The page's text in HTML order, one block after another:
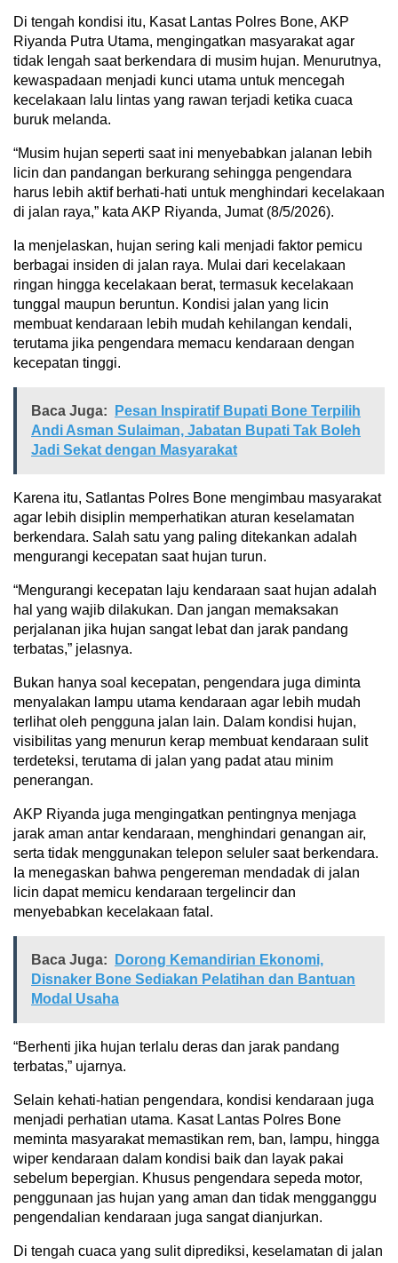
Di tengah kondisi itu, Kasat Lantas Polres Bone, AKP
Riyanda Putra Utama, mengingatkan masyarakat agar
tidak lengah saat berkendara di musim hujan. Menurutnya,
kewaspadaan menjadi kunci utama untuk mencegah
kecelakaan lalu lintas yang rawan terjadi ketika cuaca
buruk melanda.
“Musim hujan seperti saat ini menyebabkan jalanan lebih
licin dan pandangan berkurang sehingga pengendara
harus lebih aktif berhati-hati untuk menghindari kecelakaan
di jalan raya,” kata AKP Riyanda, Jumat (8/5/2026).
Ia menjelaskan, hujan sering kali menjadi faktor pemicu
berbagai insiden di jalan raya. Mulai dari kecelakaan
ringan hingga kecelakaan berat, termasuk kecelakaan
tunggal maupun beruntun. Kondisi jalan yang licin
membuat kendaraan lebih mudah kehilangan kendali,
terutama jika pengendara memacu kendaraan dengan
kecepatan tinggi.
Baca Juga:
Pesan Inspiratif Bupati Bone Terpilih
Andi Asman Sulaiman, Jabatan Bupati Tak Boleh
Jadi Sekat dengan Masyarakat
Karena itu, Satlantas Polres Bone mengimbau masyarakat
agar lebih disiplin memperhatikan aturan keselamatan
berkendara. Salah satu yang paling ditekankan adalah
mengurangi kecepatan saat hujan turun.
“Mengurangi kecepatan laju kendaraan saat hujan adalah
hal yang wajib dilakukan. Dan jangan memaksakan
perjalanan jika hujan sangat lebat dan jarak pandang
terbatas,” jelasnya.
Bukan hanya soal kecepatan, pengendara juga diminta
menyalakan lampu utama kendaraan agar lebih mudah
terlihat oleh pengguna jalan lain. Dalam kondisi hujan,
visibilitas yang menurun kerap membuat kendaraan sulit
terdeteksi, terutama di jalan yang padat atau minim
penerangan.
AKP Riyanda juga mengingatkan pentingnya menjaga
jarak aman antar kendaraan, menghindari genangan air,
serta tidak menggunakan telepon seluler saat berkendara.
Ia menegaskan bahwa pengereman mendadak di jalan
licin dapat memicu kendaraan tergelincir dan
menyebabkan kecelakaan fatal.
Baca Juga:
Dorong Kemandirian Ekonomi,
Disnaker Bone Sediakan Pelatihan dan Bantuan
Modal Usaha
“Berhenti jika hujan terlalu deras dan jarak pandang
terbatas,” ujarnya.
Selain kehati-hatian pengendara, kondisi kendaraan juga
menjadi perhatian utama. Kasat Lantas Polres Bone
meminta masyarakat memastikan rem, ban, lampu, hingga
wiper kendaraan dalam kondisi baik dan layak pakai
sebelum bepergian. Khusus pengendara sepeda motor,
penggunaan jas hujan yang aman dan tidak mengganggu
pengendalian kendaraan juga sangat dianjurkan.
Di tengah cuaca yang sulit diprediksi, keselamatan di jalan